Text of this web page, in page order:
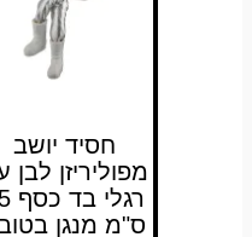
חסיד יושב
מפוליריזן לבן עם
רגלי בד כסף 25
ס"מ מנגן בטובה